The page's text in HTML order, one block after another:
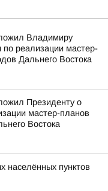
Владимиру
по реализации мастер-
Дальнего Востока
Президенту о
мастер-планов
Востока
населённых пунктов